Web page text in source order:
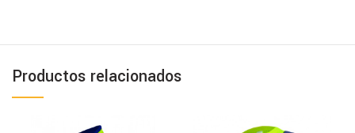
Productos relacionados